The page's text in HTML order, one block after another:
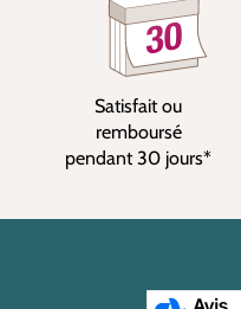
Satisfait ou
remboursé
pendant 30 jours*